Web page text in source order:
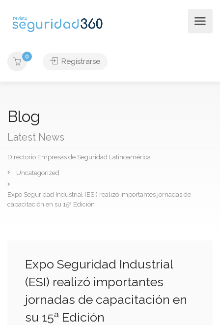
0
Registrarse
Blog
Latest News
Directorio Empresas de Seguridad Latinoamérica
Uncategorized
Expo Seguridad Industrial (ESI) realizó importantes jornadas de
capacitación en su 15ª Edición
Expo Seguridad Industrial
(ESI) realizó importantes
jornadas de capacitación en
su 15ª Edición